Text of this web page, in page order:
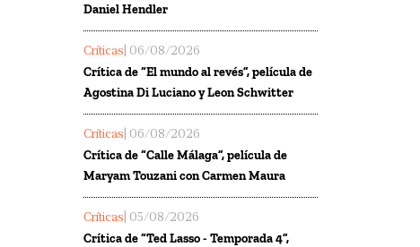
Daniel Hendler
Críticas | 06/08/2026
Crítica de “El mundo al revés”, película de
Agostina Di Luciano y Leon Schwitter
Críticas | 06/08/2026
Crítica de “Calle Málaga”, película de
Maryam Touzani con Carmen Maura
Críticas | 05/08/2026
Crítica de “Ted Lasso - Temporada 4”,